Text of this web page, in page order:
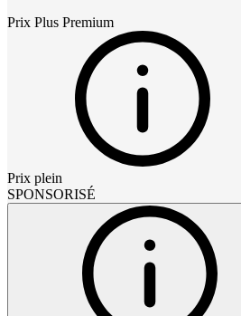
Prix Plus Premium
Prix plein
SPONSORISÉ